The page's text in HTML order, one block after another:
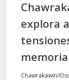
memoria
Mapuche
explora
Chawrakawin/